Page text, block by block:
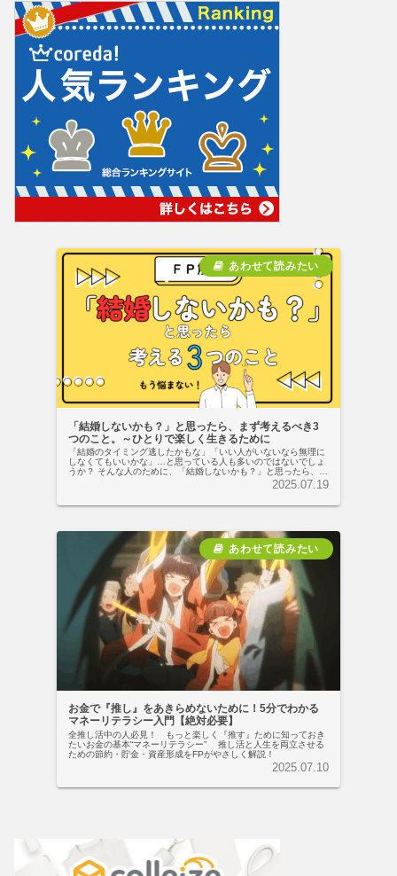
「結婚しないかも？」と思ったら、まず考えるべき3
つのこと。～ひとりで楽しく生きるために
「結婚のタイミング逃したかもな」「いい人がいないなら無理に
しなくてもいいかな」…と思っている人も多いのではないでしょ
うか？ そんな人のために、「結婚しないかも？」と思ったら、ま
2025.07.19
お金で『推し』をあきらめないために！5分でわかる
マネーリテラシー入門【絶対必要】
全推し活中の人必見！ もっと楽しく『推す』ために知っておき
たいお金の基本“マネーリテラシー” 推し活と人生を両立させる
ための節約・貯金・資産形成をFPがやさしく解説！
2025.07.10